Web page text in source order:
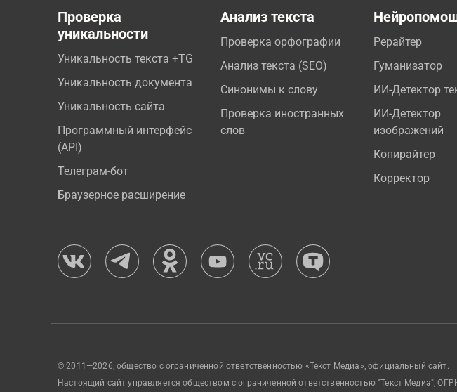
Проверка
уникальности
Уникальность текста +TG
Уникальность документа
Уникальность сайта
Программный интерфейс
(API)
Телеграм-бот
Браузерное расширение
Анализ текста
Проверка орфографии
Анализ текста (SEO)
Синонимы к слову
Проверка иностранных
слов
Рерайтер
Гуманизатор
ИИ-Детектор
ИИ-Детектор
изображений
Копирайтер
Корректор
© 2011—2026, общество с ограниченной ответственностью «Текст Медиа», официальный сайт.
Настоящий сайт управляется обществом с ограниченной ответственностью "Текст Медиа",